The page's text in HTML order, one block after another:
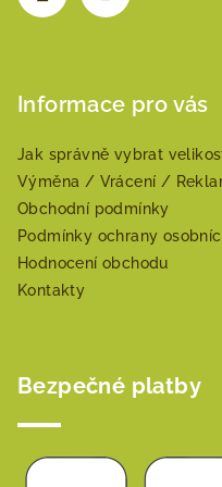
Informace pro vás
Jak správně vybrat
Výměna / Vrácení /
Obchodní podmínky
Podmínky ochrany
Hodnocení obchodu
Kontakty
Bezpečné platby